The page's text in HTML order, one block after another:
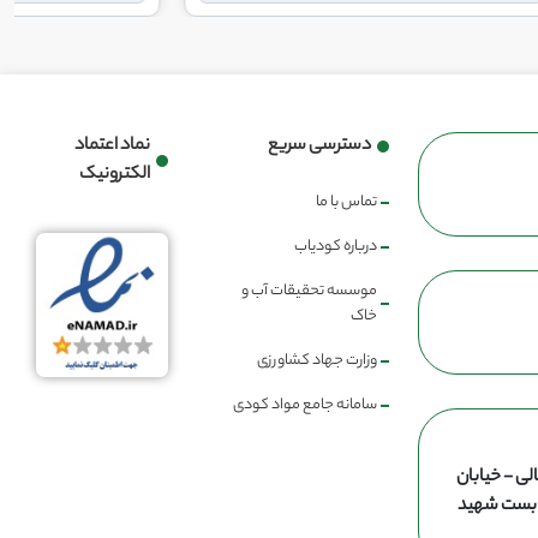
- خیابان
بست شهید
دسترسی سریع
تماس با ما
درباره کودیاب
موسسه تحقیقات آب و
خاک
وزارت جهاد کشاورزی
سامانه جامع مواد کودی
نماد اعتماد
الکترونیک